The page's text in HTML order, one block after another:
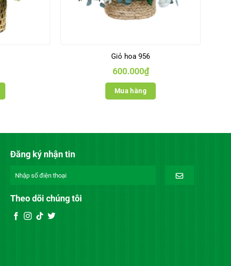
Giỏ hoa 956
600.000₫
Mua hàng
Đăng ký nhận tin
Theo dõi chúng tôi